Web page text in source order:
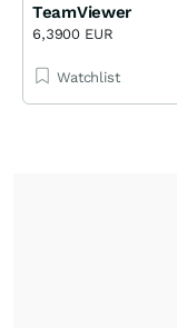
TeamViewer
6,3900 EUR
Watchlist